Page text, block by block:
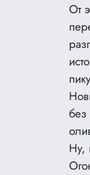
От
Ну,